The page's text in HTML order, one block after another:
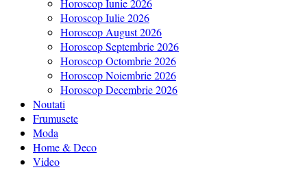
Horoscop Iunie 2026
Horoscop Iulie 2026
Horoscop August 2026
Horoscop Septembrie 2026
Horoscop Octombrie 2026
Horoscop Noiembrie 2026
Horoscop Decembrie 2026
Noutati
Frumusete
Moda
Home & Deco
Video